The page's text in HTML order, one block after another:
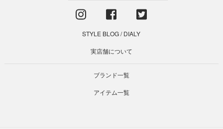
STYLE BLOG/DIALY
実店舗について
ブランド一覧
アイテム一覧